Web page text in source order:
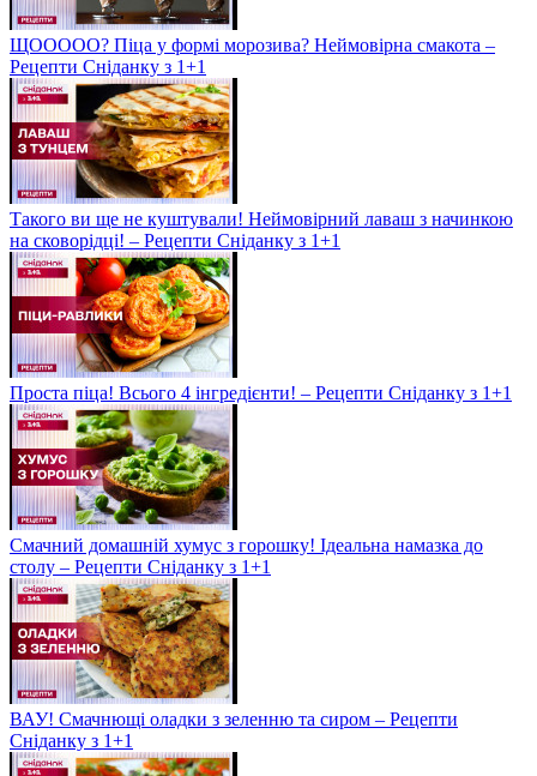
ЩООООО? Піца у формі морозива? Неймовірна смакота –
Рецепти Сніданку з 1+1
Такого ви ще не куштували! Неймовірний лаваш з начинкою
на сковорідці! – Рецепти Сніданку з 1+1
Проста піца! Всього 4 інгредієнти! – Рецепти Сніданку з 1+1
Смачний домашній хумус з горошку! Ідеальна намазка до
столу – Рецепти Сніданку з 1+1
ВАУ! Смачнющі оладки з зеленню та сиром – Рецепти
Сніданку з 1+1